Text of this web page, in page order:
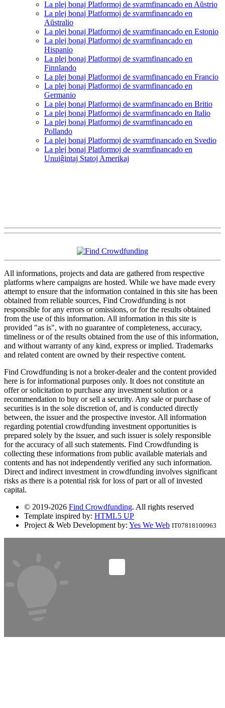
La plej bonaj Platformoj de svarmfinancado en Aŭstrio
La plej bonaj Platformoj de svarmfinancado en
Aŭstralio
La plej bonaj Platformoj de svarmfinancado en Estonio
La plej bonaj Platformoj de svarmfinancado en
Hispanio
La plej bonaj Platformoj de svarmfinancado en
Finnlando
La plej bonaj Platformoj de svarmfinancado en Francio
La plej bonaj Platformoj de svarmfinancado en
Germanio
La plej bonaj Platformoj de svarmfinancado en Britio
La plej bonaj Platformoj de svarmfinancado en Italio
La plej bonaj Platformoj de svarmfinancado en
Pollando
La plej bonaj Platformoj de svarmfinancado en Svedio
La plej bonaj Platformoj de svarmfinancado en
Unuiĝintaj Statoj Amerikaj
All informations, projects and data are gathered from respective
platforms where campaigns are hosted. While we have made every
attempt to ensure that the information contained in this site has been
obtained from reliable sources, Find Crowdfunding is not
responsible for any errors or omissions, or for the results obtained
from the use of this information. All information in this site is
provided "as is", with no guarantee of completeness, accuracy,
timeliness or of the results obtained from the use of this information,
and without warranty of any kind, express or implied. Trademarks
and related content are owned by their respective content.
Find Crowdfunding is not a broker-dealer and the content provided
here is for informational purposes only. It does not constitute an
offer or solicitation to purchase any investment solution or a
recommendation to buy or sell a security. Any sale or purchase of
securities is in the sole discretion of, and is conducted directly
between, the issuer and the prospective investor. All information
regarding potential crowdfunding investment opportunities is
prepared solely by the issuer, and such issuer is solely responsible
for the accuracy of all such statements. Find Crowdfunding is
collecting these informations from public available materials and
contents and has not independently verified any such information.
Direct and indirect investment in crowdfunding involves significant
risks as there is a potential risk for loss of part or all of invested
capital.
© 2019-2026 Find Crowdfunding. All rights reserved
Template inspired by: HTML5 UP
Project & Web Development by: Yes We Web IT07818100963